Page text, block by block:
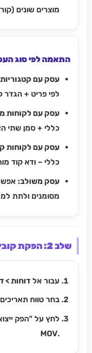
מוצרים שונים
התאמה לפי סוג
עסק עם
לפי פריט + הגדר
עסק עם לקוחות
כללי + סמן שתי
עסק עם לקוחות
כללי – ודא קוד
עסק משולב:
מסומנים ולתת
שלב 2: הפקת קובץ MOV לייצוא לחשבשבת
עבור אל דוחות >
בחר טווח
לחץ על "הפק
.MOV